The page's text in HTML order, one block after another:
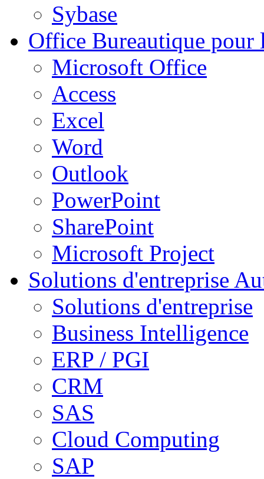
Sybase
Office Bureautique pour
Microsoft Office
Access
Excel
Word
Outlook
PowerPoint
SharePoint
Microsoft Project
Solutions d'entreprise
Solutions d'entreprise
Business Intelligence
ERP / PGI
CRM
SAS
Cloud Computing
SAP